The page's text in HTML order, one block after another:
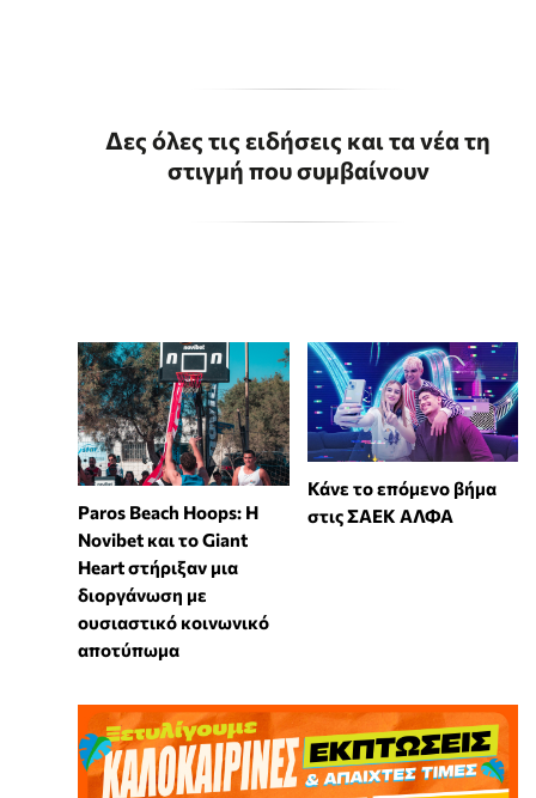
Δες όλες τις ειδήσεις και τα νέα τη
στιγμή που συμβαίνουν
Paros Beach Hoops: Η
Novibet και το Giant
Heart στήριξαν μια
διοργάνωση με
ουσιαστικό κοινωνικό
αποτύπωμα
Κάνε το επόμενο βήμα
στις ΣΑΕΚ ΑΛΦΑ